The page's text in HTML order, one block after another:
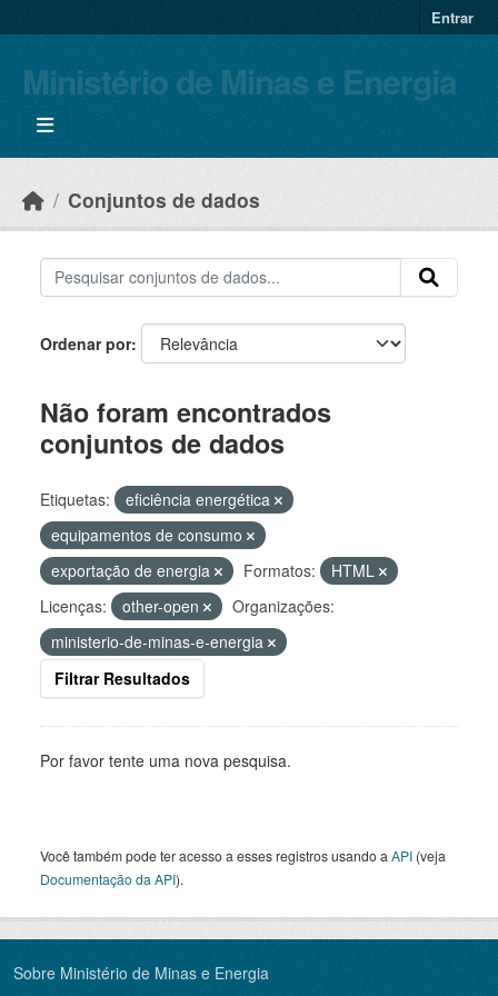
Entrar
Ministério de Minas e Energia
Conjuntos de dados
Ordenar por
Não foram encontrados
conjuntos de dados
Etiquetas:
eficiência energética
equipamentos de consumo
exportação de energia
Formatos:
HTML
Licenças:
other-open
Organizações:
ministerio-de-minas-e-energia
Filtrar Resultados
Por favor tente uma nova pesquisa.
Você também pode ter acesso a esses registros usando a API (veja
Documentação da API).
Sobre Ministério de Minas e Energia